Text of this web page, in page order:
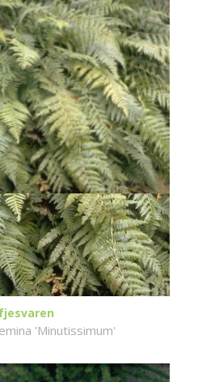
'Minutissimum'